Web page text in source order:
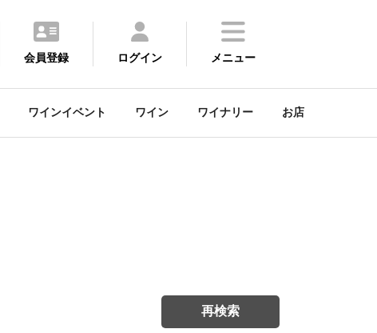
会員登録 ログイン メニュー
ワインイベント ワイン ワイナリー お店
再検索